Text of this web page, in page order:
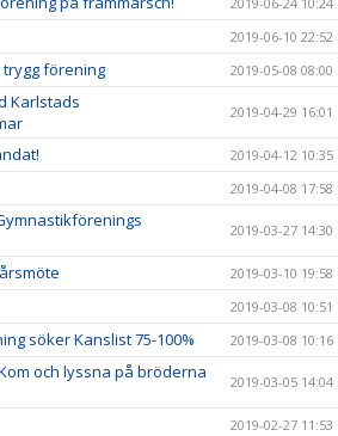
2019-06-10 22:52
trygg förening 2019-05-08 08:00
Karlstads
2019-04-29 16:01
2019-04-12 10:35
2019-04-08 17:58
2019-03-27 14:30
2019-03-10 19:58
2019-03-08 10:51
söker Kanslist 75-100% 2019-03-08 10:16
och lyssna på bröderna
2019-03-05 14:04
2019-02-27 11:53